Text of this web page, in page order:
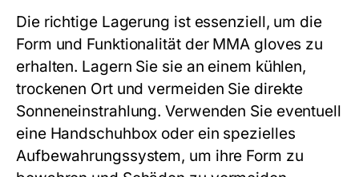
Die richtige Lagerung ist essenziell, um die
Form und Funktionalität der MMA gloves zu
erhalten. Lagern Sie sie an einem kühlen,
trockenen Ort und vermeiden Sie direkte
Sonneneinstrahlung. Verwenden Sie eventuell
eine Handschuhbox oder ein spezielles
Aufbewahrungssystem, um ihre Form zu